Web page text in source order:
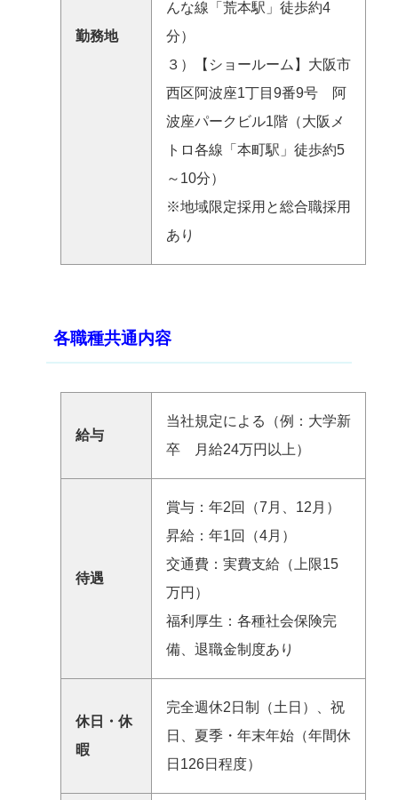
勤務地
んな線「荒本駅」徒歩約4
分）
３）【ショールーム】大阪市
西区阿波座1丁目9番9号 阿
波座パークビル1階（大阪メ
トロ各線「本町駅」徒歩約5
～10分）
※地域限定採用と総合職採用
あり
各職種共通内容
給与
当社規定による（例：大学新
卒 月給24万円以上）
待遇
賞与：年2回（7月、12月）
昇給：年1回（4月）
交通費：実費支給（上限15
万円）
福利厚生：各種社会保険完
備、退職金制度あり
休日・休
暇
完全週休2日制（土日）、祝
日、夏季・年末年始（年間休
日126日程度）